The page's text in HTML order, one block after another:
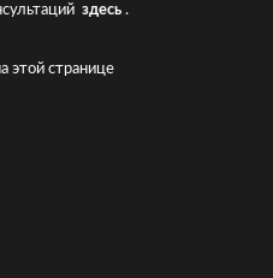
здесь .
этой странице